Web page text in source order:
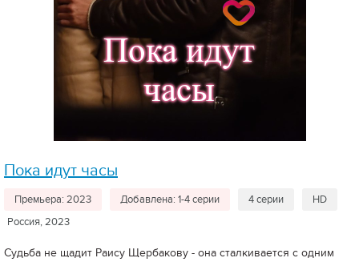
Пока идут часы
Премьера: 2023 Добавлена: 1-4 серии 4 серии
HD
Россия, 2023
Судьба не щадит Раису Щербакову - она сталкивается с одним